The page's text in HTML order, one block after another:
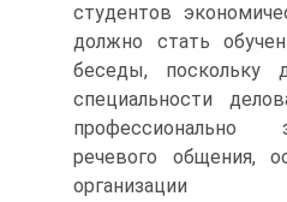
студентов
должно стать
беседы, поскольку
специальности
речевого общения,
организации